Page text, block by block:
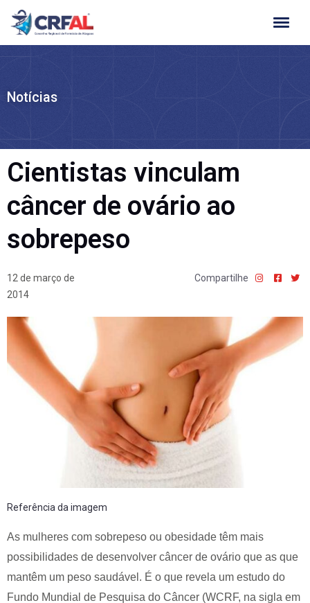
Ir
para
Notícias
Cientistas vinculam
câncer de ovário ao
sobrepeso
12 de março de
2014
Compartilhe
Referência da imagem
As mulheres com sobrepeso ou obesidade têm mais
possibilidades de desenvolver câncer de ovário que as que
mantêm um peso saudável. É o que revela um estudo do
Fundo Mundial de Pesquisa do Câncer (WCRF, na sigla em